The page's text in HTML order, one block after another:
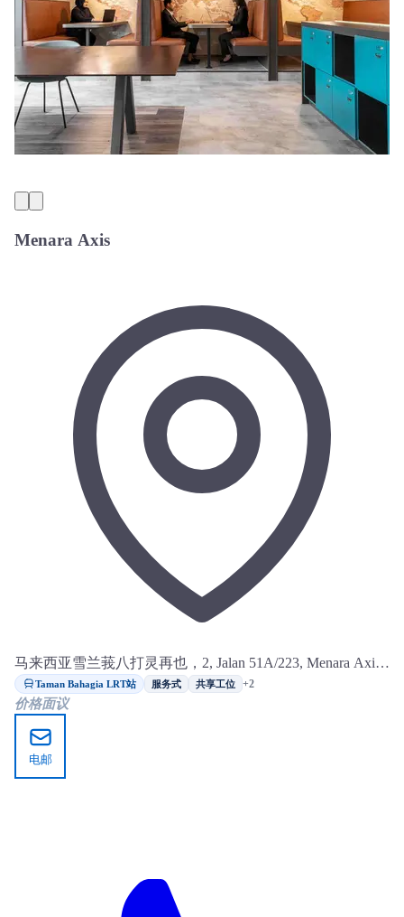
Menara Axis
马来西亚雪兰莪八打灵再也，2, Jalan 51A/223, Menara Axis,
Seksyen 51A
Taman Bahagia LRT站 服务式 共享工位 +2
价格面议
电邮